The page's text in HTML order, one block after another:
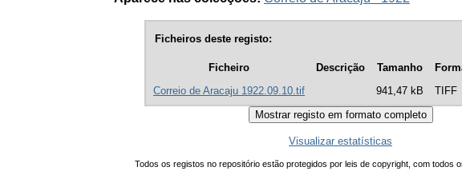
Ficheiros deste registo:
Ficheiro Descrição Tamanho
Correio de Aracaju 1922.09.10.tif
941,47 kB TIFF
Visualizar estatísticas
Todos os registos no repositório estão protegidos por leis de copyright, com todos